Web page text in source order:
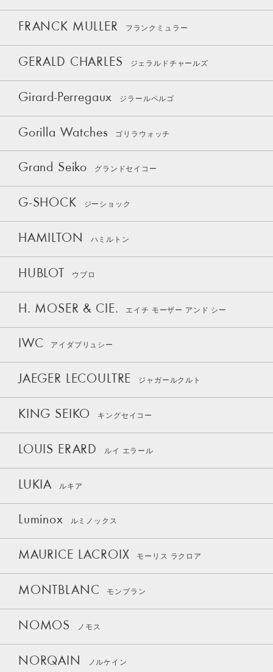
FRANCK MULLER フランクミュラー
GERALD CHARLES ジェラルドチャールズ
Girard-Perregaux ジラールペルゴ
Gorilla Watches ゴリラウォッチ
Grand Seiko グランドセイコー
G-SHOCK ジーショック
HAMILTON ハミルトン
HUBLOT ウブロ
H. MOSER & CIE. エイチ モーザー アンド シー
IWC アイダブリュシー
JAEGER LECOULTRE ジャガールクルト
KING SEIKO キングセイコー
LOUIS ERARD ルイ エラール
LUKIA ルキア
Luminox ルミノックス
MAURICE LACROIX モーリス ラクロア
MONTBLANC モンブラン
NOMOS ノモス
NORQAIN ノルケイン